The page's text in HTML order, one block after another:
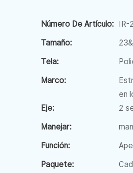
Número De Artículo: IR-
Tamaño:
Tela:
Marco:
en
Eje:
2
Manejar:
Función:
Paquete: